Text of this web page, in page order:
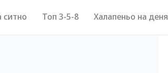
ситно Топ 3-5-8 Халапеньо на деня